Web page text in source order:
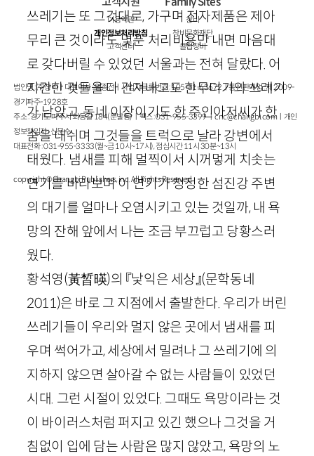
쓰레기는 또 그것대로, 가구며 전자제품은 제아
무리 큰 것이라도 몇푼 처리비용만 내면 마음대
로 갖다버릴 수 있었던 서울과는 전혀 달랐다. 어
지간한 것들을 다 건져내고도 한무더기의 쓰레기
가 남았고, 동네 이장이기도 한 주인아저씨가 한
숨을 내쉬며 그것들을 트럭으로 날라 강변에서
태웠다. 냄새를 피해 멀찍이서 시꺼멓게 치솟는
연기를 바라보며 이 연기가 청정한 섬진강 주변
의 대기를 얼마나 오염시키고 있는 것일까, 내 욕
망의 잔해 앞에서 나는 조금 부끄럽고 당황스러
웠다.
황석영(黃晳暎)의 『낯익은 세상』(문학동네
2011)은 바로 그 지점에서 출발한다. 우리가 버린
쓰레기들이 우리와 멀지 않은 곳에서 냄새를 피
우며 썩어가고, 세상에서 밀려나 그 쓰레기에 의
지하지 않으면 살아갈 수 없는 사람들이 있었던
시대. 그런 시절이 있었다. 그때도 욕망이라는 것
이 바이러스처럼 퍼지고 있긴 했으나 그것을 거
침없이 입에 담는 사람은 많지 않았고, 욕망의 노
이용약관
개인정보처리방침
고객센터
창비
창비문화재단
클럽창비
법인명 : ㈜창비ㅣ대표이사 : 염종선ㅣ사업자등록번호 : 105-81-63672ㅣ통신판매업 : 제 2009-
경기파주-1928호
주소 : 경기도 파주시 회동길 184(문발동)ㅣ팩스 : 031-955-3399 ㅣcnc@changbi.com ㅣ개인
정보책임자 : 신문수
대표전화 : 031-955-3333(월~금 10시~17시), 점심시간 11시 30분~13시
copyright © Changbi Publishers, inc. All Rights Reserved.